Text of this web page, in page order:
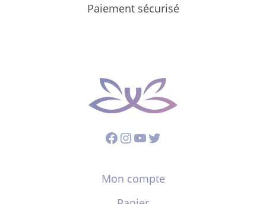
Paiement sécurisé
Facebook
Instagram
YouTube
Twitter
Mon compte